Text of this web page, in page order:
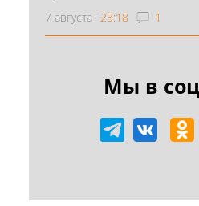
7 августа 23:18 1
Мы в